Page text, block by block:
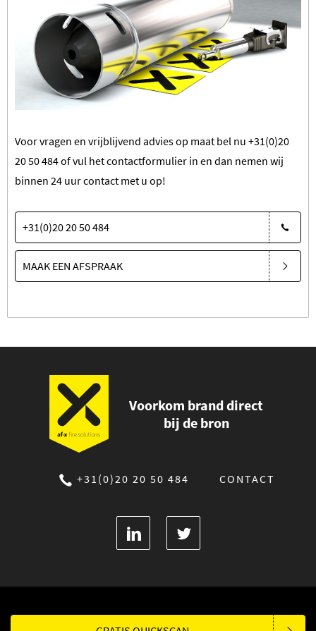
Voor vragen en vrijblijvend advies op maat bel nu +31(0)20
20 50 484of vul het contactformulier in en dan nemen wij
binnen 24 uur contact met u op!
+31(0)20 20 50 484
MAAK EEN AFSPRAAK
Voorkom brand direct
bij de bron
+31(0)20 20 50 484 CONTACT